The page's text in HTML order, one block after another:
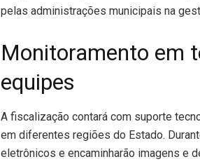
pelas administrações municipais na
Monitoramento em
equipes
A fiscalização contará com suporte
em diferentes regiões do Estado.
eletrônicos e encaminharão imagens e